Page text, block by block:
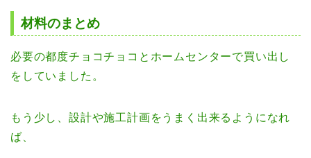
材料のまとめ
必要の都度チョコチョコとホームセンターで買い出し
をしていました。
もう少し、設計や施工計画をうまく出来るようになれ
ば、